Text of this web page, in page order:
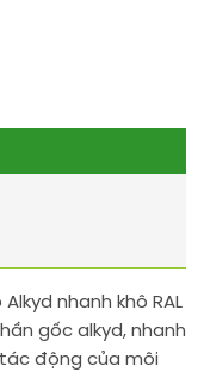
nhanh khô RAL
gốc alkyd, nhanh
động của môi